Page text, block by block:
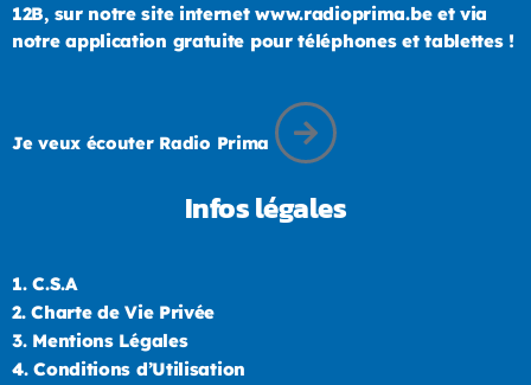
12B, sur notre site internet www.radioprima.be et via
notre application gratuite pour téléphones et tablettes !
Je veux écouter Radio Prima
Infos légales
1. C.S.A
2. Charte de Vie Privée
3. Mentions Légales
4. Conditions d’Utilisation